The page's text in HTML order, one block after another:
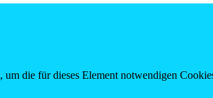
, um die für dieses Element notwendigen